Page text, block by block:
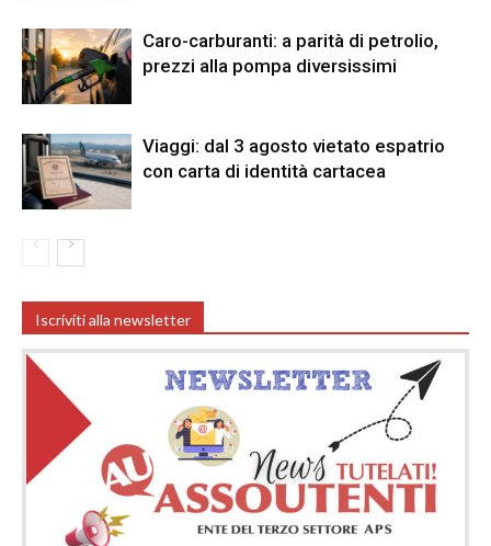
Caro-carburanti: a parità di petrolio,
prezzi alla pompa diversissimi
Viaggi: dal 3 agosto vietato espatrio
con carta di identità cartacea
Iscriviti alla newsletter